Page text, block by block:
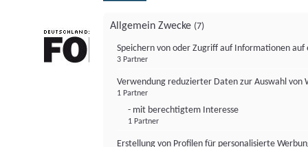
Allgemein Zwecke (7)
Speichern von oder Zugriff auf Informationen auf
3 Partner
Verwendung reduzierter Daten zur Auswahl von
1 Partner
- mit berechtigtem Interesse
1 Partner
Erstellung von Profilen für personalisierte
FONDS professionell